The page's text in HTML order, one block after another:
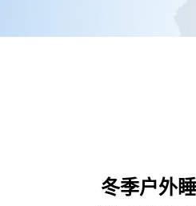
冬季户外